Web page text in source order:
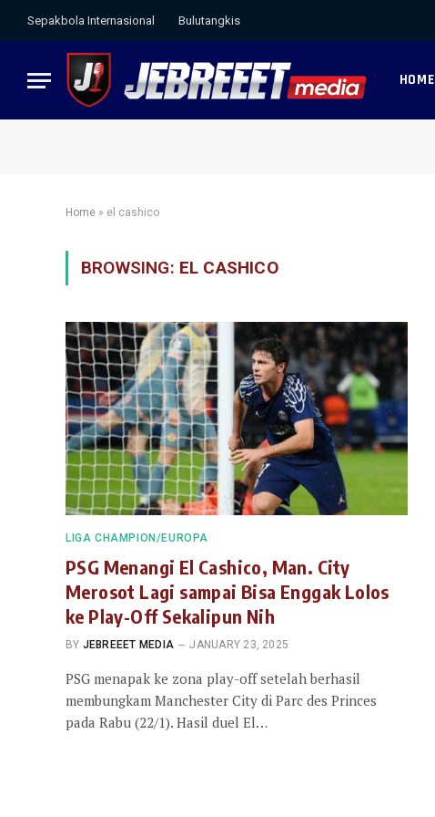
Sepakbola Internasional Bulutangkis
HOME
Home » el cashico
BROWSING: EL CASHICO
LIGA CHAMPION/EUROPA
PSG Menangi El Cashico, Man. City
Merosot Lagi sampai Bisa Enggak Lolos
ke Play-Off Sekalipun Nih
BY JEBREEET MEDIA JANUARY 23, 2025
PSG menapak ke zona play-off setelah berhasil
membungkam Manchester City di Parc des Princes
pada Rabu (22/1). Hasil duel El…